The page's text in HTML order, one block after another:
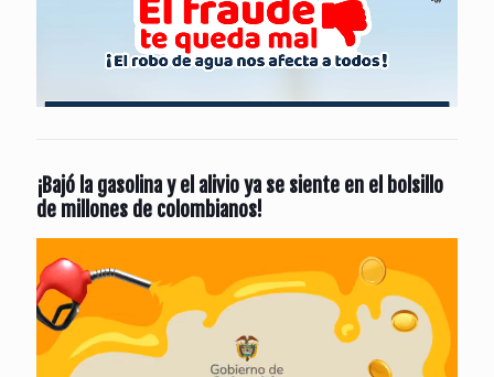
¡Bajó la gasolina y el alivio ya se siente en el bolsillo
de millones de colombianos!
de
vídeo